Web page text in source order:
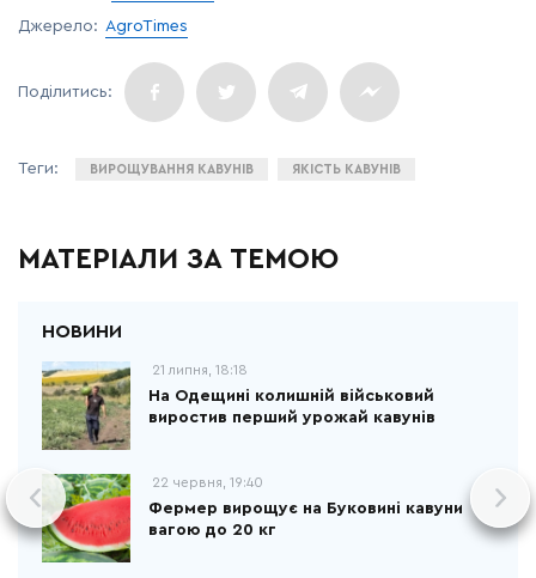
Джерело: AgroTimes
ВИРОЩУВАННЯ КАВУНІВ ЯКІСТЬ КАВУНІВ
МАТЕРІАЛИ ЗА ТЕМОЮ
21 липня, 18:18
На Одещині колишній військовий
виростив перший урожай кавунів
22 червня, 19:40
Фермер вирощує на Буковині кавуни
вагою до 20 кг